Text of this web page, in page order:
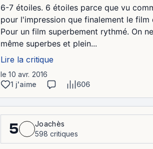
6-7 étoiles. 6 étoiles parce que vu
pour l'impression que finalement le
Pour un film superbement rythmé. On
même superbes et plein...
Lire la critique
le 10 avr. 2016
1 j'aime
606
5
Joachès
598 critiques